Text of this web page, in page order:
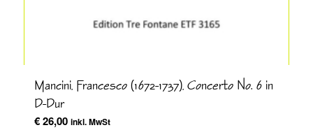
Mancini, Francesco (1672-1737), Concerto No. 6 in
D-Dur
€26,00 inkl. MwSt